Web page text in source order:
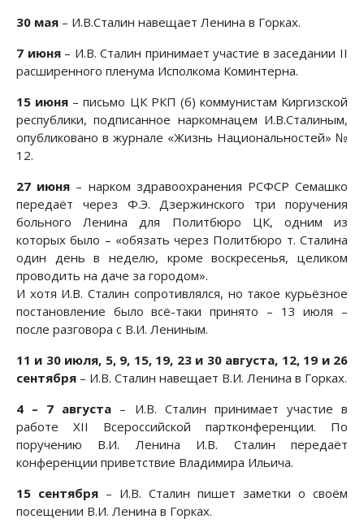
30 мая – И.В.Сталин навещает Ленина в Горках.
7 июня– И.В. Сталин принимает участие в заседании II
расширенного пленума Исполкома Коминтерна.
15 июня – письмо ЦК РКП (б) коммунистам Киргизской
республики, подписанное наркомнацем И.В.Сталиным,
опубликовано в журнале «Жизнь Национальностей» №
12.
27 июня – нарком здравоохранения РСФСР Семашко
передаёт через Ф.Э. Дзержинского три поручения
больного Ленина для Политбюро ЦК, одним из
которых было – «обязать через Политбюро т. Сталина
один день в неделю, кроме воскресенья, целиком
проводить на даче за городом».
И хотя И.В. Сталин сопротивлялся, но такое курьёзное
постановление было всё-таки принято – 13 июля –
после разговора с В.И. Лениным.
11 и 30 июля, 5, 9, 15, 19, 23 и 30 августа, 12, 19 и 26
сентября – И.В. Сталин навещает В.И. Ленина в Горках.
4 – 7 августа – И.В. Сталин принимает участие в
работе XII Всероссийской партконференции. По
поручению В.И. Ленина И.В. Сталин передаёт
конференции приветствие Владимира Ильича.
15 сентября – И.В. Сталин пишет заметки о своём
посещении В.И. Ленина в Горках.